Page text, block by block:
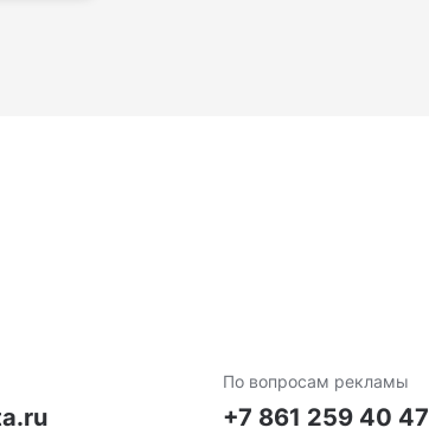
По вопросам рекламы
+7 861 259 40 47